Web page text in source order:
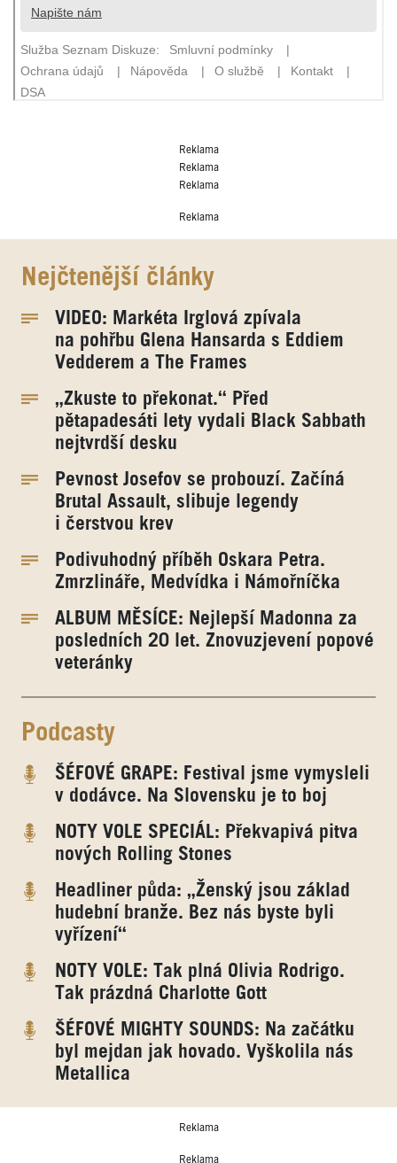
Reklama
Reklama
Reklama
Reklama
Nejčtenější články
VIDEO: Markéta Irglová zpívala
na pohřbu Glena Hansarda s Eddiem
Vedderem a The Frames
„Zkuste to překonat.“ Před
pětapadesáti lety vydali Black Sabbath
nejtvrdší desku
Pevnost Josefov se probouzí. Začíná
Brutal Assault, slibuje legendy
i čerstvou krev
Podivuhodný příběh Oskara Petra.
Zmrzlináře, Medvídka i Námořníčka
ALBUM MĚSÍCE: Nejlepší Madonna za
posledních 20 let. Znovuzjevení popové
veteránky
Podcasty
ŠÉFOVÉ GRAPE: Festival jsme vymysleli
v dodávce. Na Slovensku je to boj
NOTY VOLE SPECIÁL: Překvapivá pitva
nových Rolling Stones
Headliner půda: „Ženský jsou základ
hudební branže. Bez nás byste byli
vyřízení“
NOTY VOLE: Tak plná Olivia Rodrigo.
Tak prázdná Charlotte Gott
ŠÉFOVÉ MIGHTY SOUNDS: Na začátku
byl mejdan jak hovado. Vyškolila nás
Metallica
Reklama
Reklama